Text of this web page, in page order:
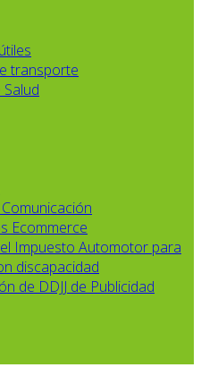
transporte
Ecommerce
Impuesto Automotor para
discapacidad
de DDJJ de Publicidad